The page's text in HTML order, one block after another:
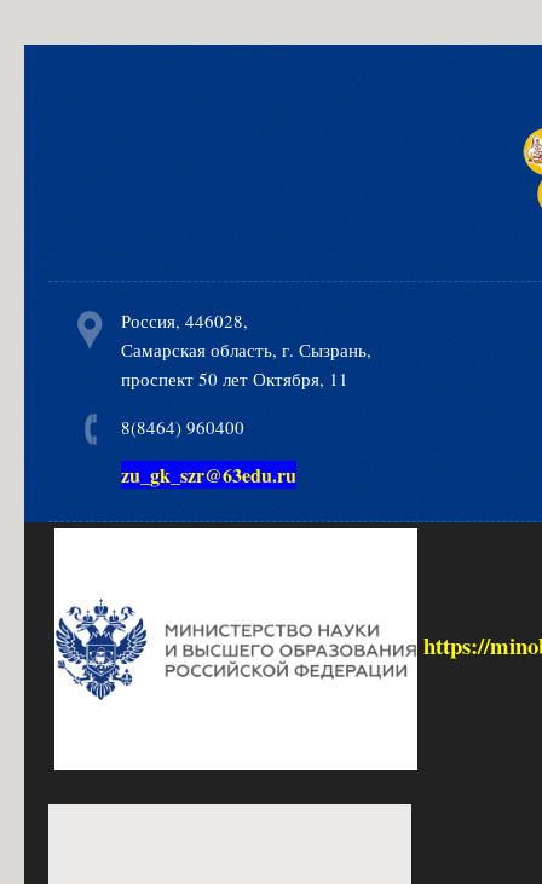
Россия, 446028,
Самарская область, г. Сызрань,
проспект 50 лет Октября, 11
8(8464) 960400
zu_gk_szr@63edu.ru
https://